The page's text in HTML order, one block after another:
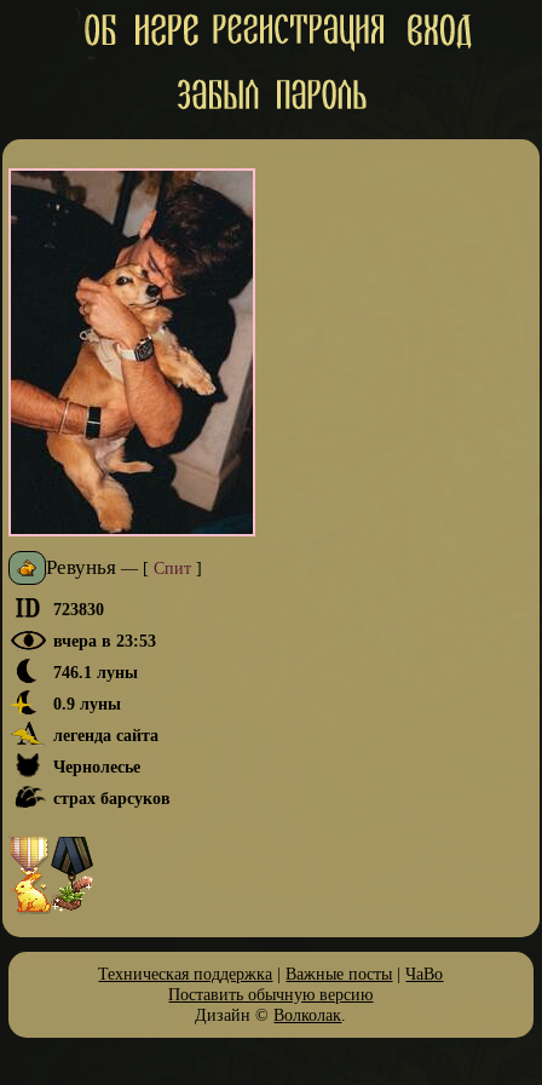
Ревунья— [ Спит]
723830
вчера в 23:53
746.1 луны
0.9 луны
легенда сайта
Чернолесье
страх барсуков
Техническая поддержка |Важные посты |ЧаВо
Поставить обычную версию
Дизайн ©Волколак